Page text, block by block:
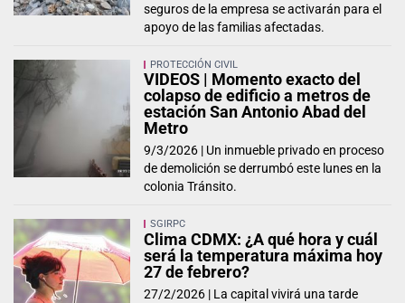
seguros de la empresa se activarán para el
apoyo de las familias afectadas.
PROTECCIÓN CIVIL
VIDEOS | Momento exacto del
colapso de edificio a metros de
estación San Antonio Abad del
Metro
9/3/2026 | Un inmueble privado en proceso
de demolición se derrumbó este lunes en la
colonia Tránsito.
SGIRPC
Clima CDMX: ¿A qué hora y cuál
será la temperatura máxima hoy
27 de febrero?
27/2/2026 | La capital vivirá una tarde